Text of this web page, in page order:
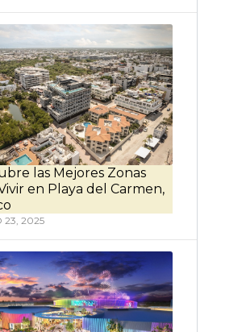
las Mejores Zonas
en Playa del Carmen,
23, 2025